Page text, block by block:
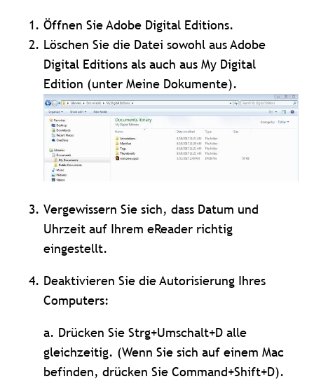
Öffnen Sie Adobe Digital Editions.
Löschen Sie die Datei sowohl aus Adobe
Digital Editions als auch aus My Digital
Edition (unter Meine Dokumente).
Vergewissern Sie sich, dass Datum und
Uhrzeit auf Ihrem eReader richtig
eingestellt.
Deaktivieren Sie die Autorisierung Ihres
Computers:
a. Drücken Sie Strg+Umschalt+D alle
gleichzeitig. (Wenn Sie sich auf einem Mac
befinden, drücken Sie Command+Shift+D).